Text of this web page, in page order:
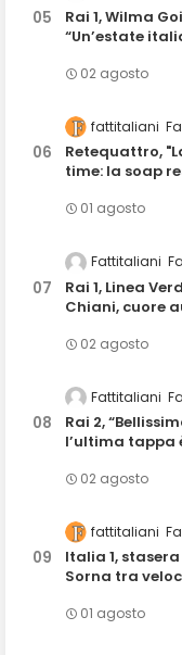
Rai 1, Wilma
“Un’estate
02 agosto
fattitaliani
Retequattro,
time: la soap
01 agosto
Fattitaliani
Rai 1, Linea
Chiani, cuore
02 agosto
Fattitaliani
Rai 2,
l’ultima tappa
02 agosto
fattitaliani
Italia 1,
Sorna tra
01 agosto